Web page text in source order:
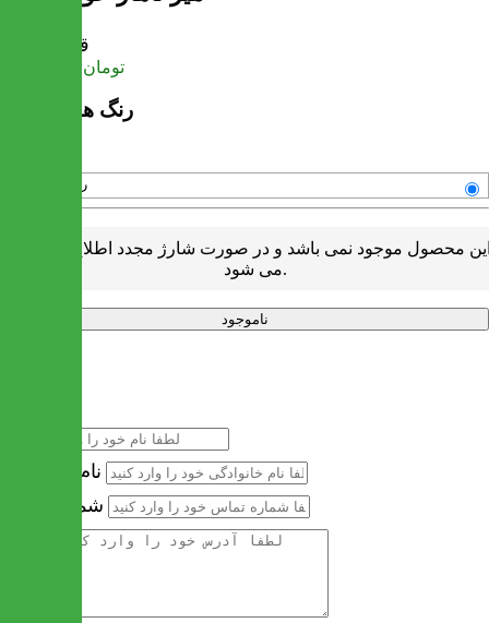
قیمت
تومان
رنگ های موجود
رنگبندی متنوع
محصول موجود نمی باشد و در صورت شارژ مجدد اطلاع رسانی
می شود.
ناموجود
نام خانوادگی
شماره تماس